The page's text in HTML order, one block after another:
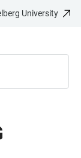
University